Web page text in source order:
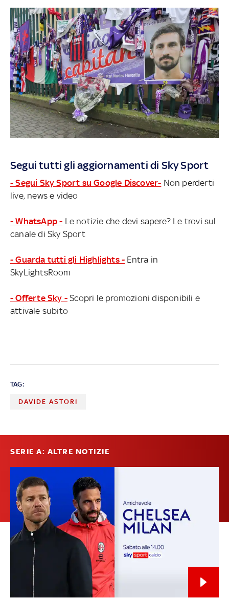
Segui tutti gli aggiornamenti di Sky Sport
- Segui Sky Sport su Google Discover- Non perderti
live, news e video
- WhatsApp - Le notizie che devi sapere? Le trovi sul
canale di Sky Sport
- Guarda tutti gli Highlights - Entra in
SkyLightsRoom
- Offerte Sky - Scopri le promozioni disponibili e
attivale subito
TAG:
DAVIDE ASTORI
SERIE A: ALTRE NOTIZIE